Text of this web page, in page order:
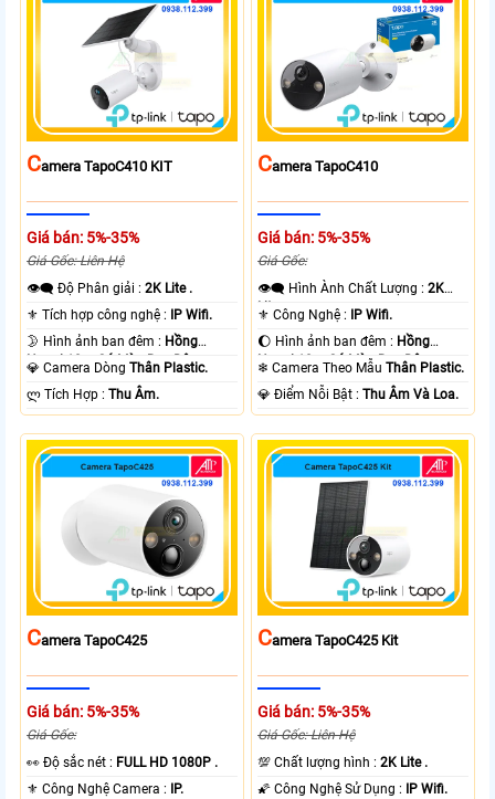
CAmera TapoC410 KIT
Giá bán: 5%-35%
Giá Gốc: Liên Hệ
👁️‍🗨 Độ Phân giải :2K Lite .
⚜️ Tích hợp công nghệ :
IP Wifi.
🌛 Hình ảnh ban đêm : Hồng
Ngoại 10m Có Màu Ban Ðêm.
💎 Camera DòngThân Plastic.
️ლ Tích Hợp :Thu Âm.
CAmera TapoC410
Giá bán: 5%-35%
Giá Gốc:
👁️‍🗨 Hình Ành Chất Lượng :2K
Lite .
⚜️ Công Nghệ :
IP Wifi.
🌔 Hình ảnh ban đêm : Hồng
Ngoại 10m Có Màu Ban Ðêm.
❄ Camera Theo MẫuThân Plastic.
️💎 Điểm Nỗi Bật :Thu Âm Và Loa.
CAmera TapoC425
Giá bán: 5%-35%
Giá Gốc:
️👀 Độ sắc nét : FULL HD 1080P .
⚜️ Công Nghệ Camera :
IP.
CAmera TapoC425 Kit
Giá bán: 5%-35%
Giá Gốc: Liên Hệ
💯 Chất lượng hình :2K Lite .
🌠 Công Nghệ Sử Dụng :
IP Wifi.